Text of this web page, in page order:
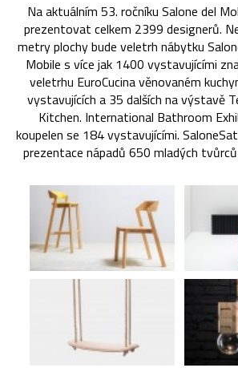
Na aktuálním 53. ročníku Salone del
prezentovat celkem 2399 designerů.
metry plochy bude veletrh nábytku
Mobile s více jak 1400 vystavujícími
veletrhu EuroCucina věnovaném
vystavujících a 35 dalších na výstavě
Kitchen. International Bathroom
koupelen se 184 vystavujícími.
prezentace nápadů 650 mladých